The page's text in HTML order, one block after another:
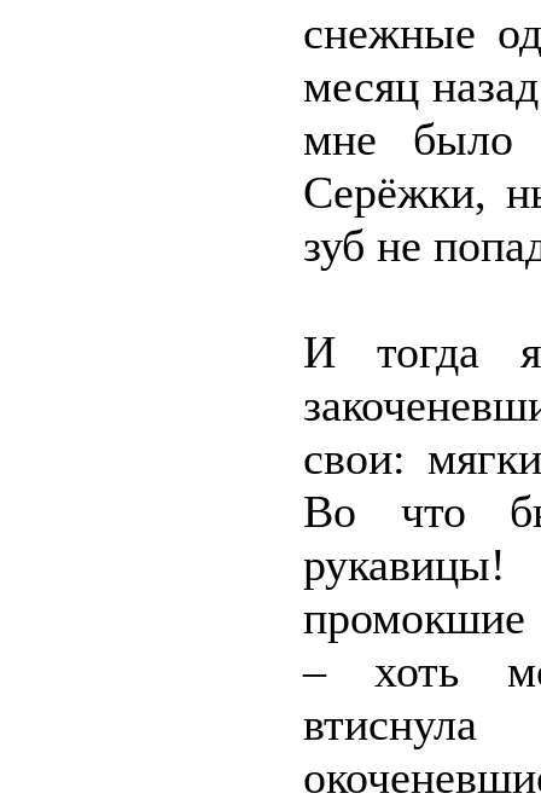
снежные
месяц
мне было
Серёжки,
зуб не
И тогда
свои:
Во что
промокшие
– хоть